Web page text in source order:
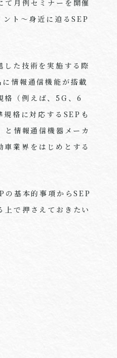
月例セミナーを開催
ト～身近に迫るSEP
た技術を実施する際
情報通信機能が搭載
格（例えば、5G、6
格に対応するSEPも
情報通信機器メーカ
業界をはじめとする
の基本的事項からSEP
で押さえておきたい